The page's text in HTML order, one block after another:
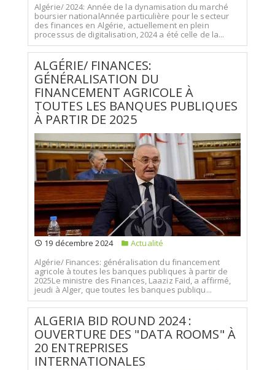
Algérie/ 2024: Année de la dynamisation du marché
boursier nationalAnnée particulière pour le secteur
des finances en Algérie, actuellement en plein
processus de digitalisation, 2024 a été celle de la...
ALGÉRIE/ FINANCES:
GÉNÉRALISATION DU
FINANCEMENT AGRICOLE À
TOUTES LES BANQUES PUBLIQUES
À PARTIR DE 2025
19 décembre 2024
Actualité
Algérie/ Finances: généralisation du financement
agricole à toutes les banques publiques à partir de
2025Le ministre des Finances, Laaziz Faid, a affirmé,
jeudi à Alger, que toutes les banques publiqu...
ALGERIA BID ROUND 2024 :
OUVERTURE DES "DATA ROOMS" À
20 ENTREPRISES
INTERNATIONALES